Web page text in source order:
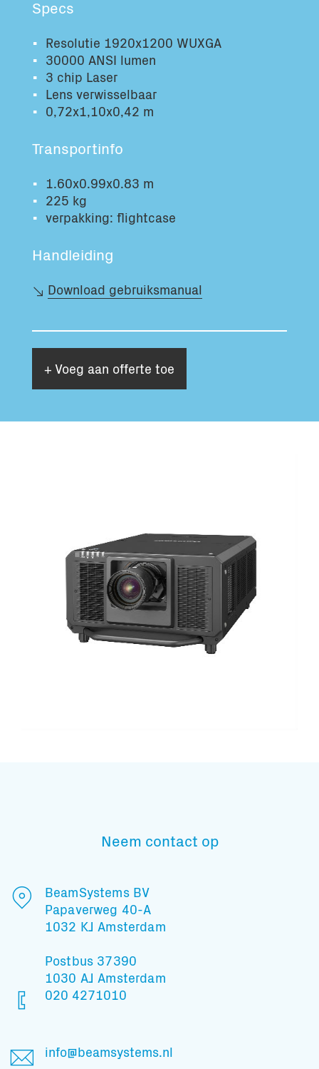
Totaal volume:
Specs
Resolutie 1920x1200 WUXGA
30000 ANSI lumen
3 chip Laser
Lens verwisselbaar
0,72x1,10x0,42 m
Transportinfo
1.60x0.99x0.83 m
225 kg
verpakking: flightcase
Handleiding
Download gebruiksmanual
+ Voeg aan offerte toe
Neem contact op
BeamSystems BV
Papaverweg 40-A
1032 KJ Amsterdam
Postbus 37390
1030 AJ Amsterdam
020 4271010
info@beamsystems.nl
En blijf op de hoogte